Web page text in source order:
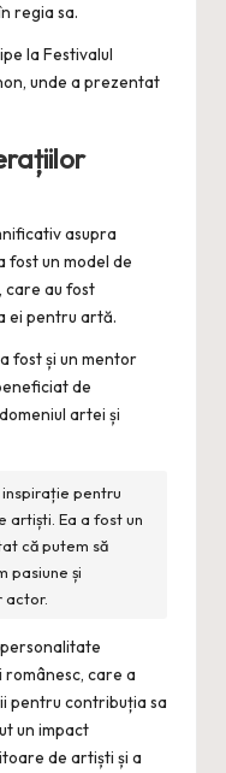
regia sa.
la Festivalul
unde a prezentat
asupra
un model de
care au fost
ei pentru artă.
fost și un mentor
de
artei și
inspirație pentru
artiști. Ea a fost un
că putem să
pasiune și
actor.
care a
pentru contribuția sa
un impact
de artiști și a